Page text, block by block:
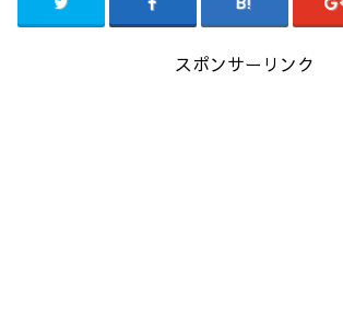
スポンサーリンク